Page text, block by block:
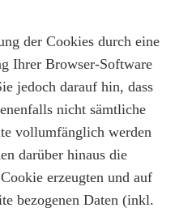
der Cookies durch eine
Ihrer Browser-Software
jedoch darauf hin, dass
nicht sämtliche
vollumfänglich werden
darüber hinaus die
erzeugten und auf
bezogenen Daten (inkl.